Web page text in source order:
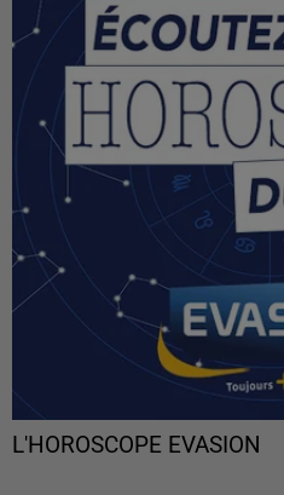
L'HOROSCOPE EVASION